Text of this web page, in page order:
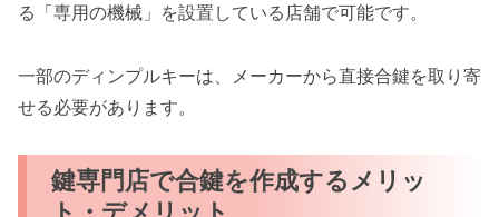
る「専用の機械」を設置している店舗で可能です。
一部のディンプルキーは、メーカーから直接合鍵を取り寄
せる必要があります。
鍵専門店で合鍵を作成するメリッ
ト・デメリット